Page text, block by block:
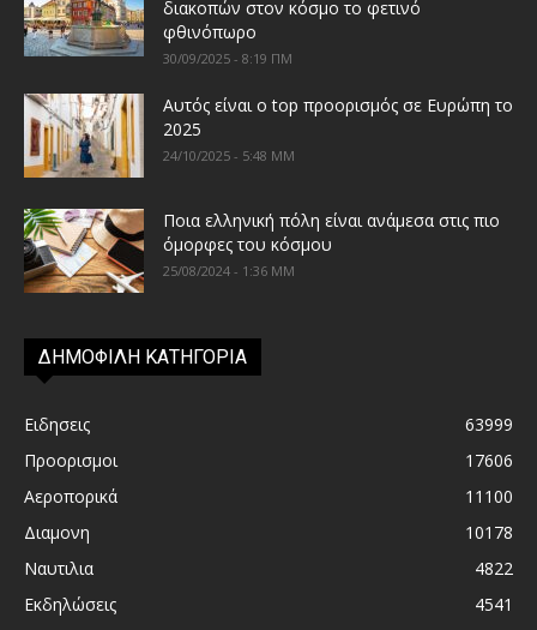
διακοπών στον κόσμο το φετινό
φθινόπωρο
30/09/2025 - 8:19 ΠΜ
Αυτός είναι ο top προορισμός σε Ευρώπη το
2025
24/10/2025 - 5:48 ΜΜ
Ποια ελληνική πόλη είναι ανάμεσα στις πιο
όμορφες του κόσμου
25/08/2024 - 1:36 ΜΜ
ΔΗΜΟΦΙΛΗ ΚΑΤΗΓΟΡΙΑ
Ειδησεις
63999
Προορισμοι
17606
Αεροπορικά
11100
Διαμονη
10178
Ναυτιλια
4822
Εκδηλώσεις
4541